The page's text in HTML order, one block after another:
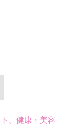
。健康・美容